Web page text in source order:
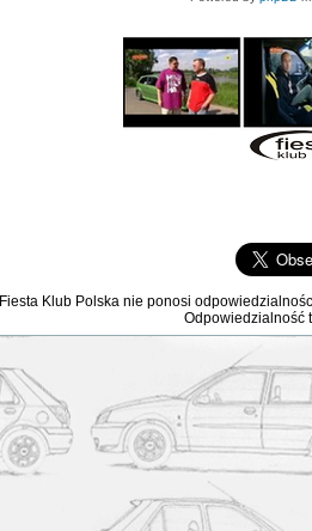
Fiesta Klub Polska nie ponosi
Odpowiedzialność